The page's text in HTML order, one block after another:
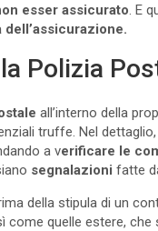
esser assicurato. E
Polizia
all’interno della
truffe. Nel
a verificare le
segnalazioni fatte
della stipula di un
come quelle estere,